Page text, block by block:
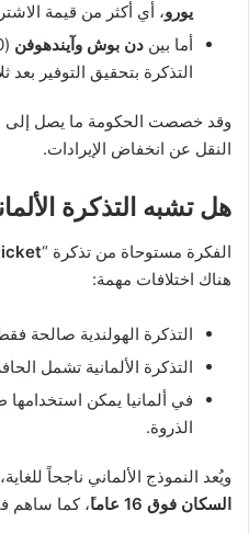
يورو، أي أكثر من قيمة
أما بين دن بوش وآيندهوفن
التذكرة بتحقيق التوفير بعد
وقد خصصت الحكومة ما يصل إلى
النقل عن انخفاض الإيرادات.
هل تشبه التذكرة
الفكرة مستوحاة من تذكرة “
هناك اختلافات مهمة:
التذكرة الهولندية صالحة
التذكرة الألمانية تشمل
في ألمانيا يمكن
الذروة.
ويُعد النموذج الألماني ناجحاً
السكان فوق 16 عاما
ً، كما ساهم